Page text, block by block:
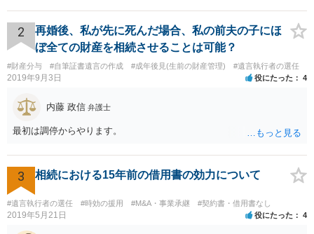
2
再婚後、私が先に死んだ場合、私の前夫の子にほ
ぼ全ての財産を相続させることは可能？
#財産分与 #自筆証書遺言の作成 #成年後見(生前の財産管理) #遺言執行者の選任
2019年9月3日 役にたった 4
内藤 政信 弁護士
最初は調停からやります。
3 相続における15年前の借用書の効力について
#遺言執行者の選任 #時効の援用 #M&A・事業承継 #契約書・借用書なし
2019年5月21日 役にたった 4